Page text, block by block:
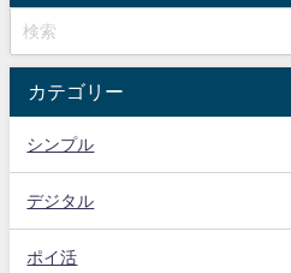
カテゴリー
シンプル
デジタル
ポイ活